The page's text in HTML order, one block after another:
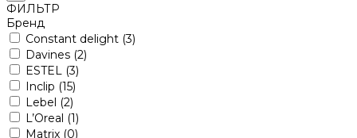
ФИЛЬТР
Бренд
Constant delight (3)
Davines (2)
ESTEL
(3)
Inclip (15)
Lebel (2)
L’Oreal (1)
Matrix (0)